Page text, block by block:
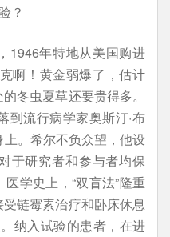
？
1946年特地从美国购进
啊！黄金弱爆了，估计
冬虫夏草还要贵得多。
到流行病学家奥斯汀·布
。希尔不负众望，他设
于研究者和参与者均保
学史上，“双盲法”隆重
链霉素治疗和卧床休息
纳入试验的患者，在进